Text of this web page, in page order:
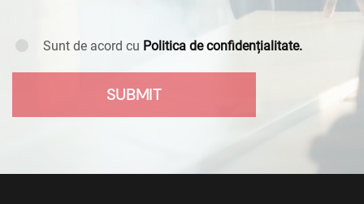
Sunt de acord cu Politica de confidențialitate.